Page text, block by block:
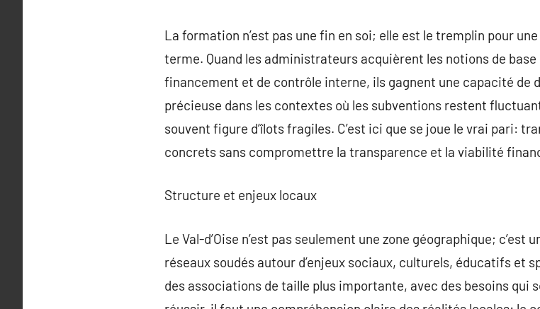
La formation n’est pas une fin en soi; elle est le tremplin pour
terme. Quand les administrateurs acquièrent les notions de
financement et de contrôle interne, ils gagnent une capacité de
précieuse dans les contextes où les subventions restent
souvent figure d’îlots fragiles. C’est ici que se joue le vrai pari:
concrets sans compromettre la transparence et la viabilité
Structure et enjeux locaux
Le Val-d’Oise n’est pas seulement une zone géographique;
réseaux soudés autour d’enjeux sociaux, culturels, éducatifs
des associations de taille plus importante, avec des besoins qui